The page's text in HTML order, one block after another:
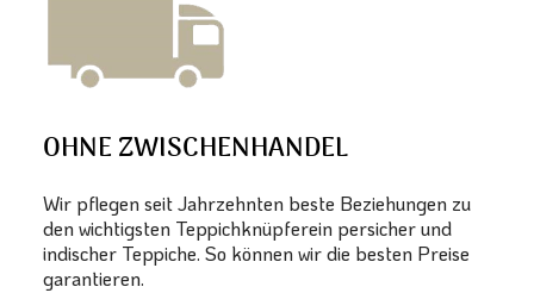
OHNE ZWISCHENHANDEL
Wir pflegen seit Jahrzehnten beste Beziehungen zu
den wichtigsten Teppichknüpferein persicher und
indischer Teppiche. So können wir die besten Preise
garantieren.